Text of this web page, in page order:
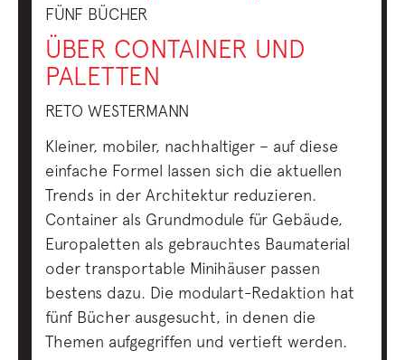
FÜNF BÜCHER
ÜBER CONTAINER UND
PALETTEN
RETO WESTERMANN
Kleiner, mobiler, nachhaltiger – auf diese
einfache Formel lassen sich die aktuellen
Trends in der Architektur reduzieren.
Container als Grundmodule für Gebäude,
Europaletten als gebrauchtes Baumaterial
oder transportable Minihäuser passen
bestens dazu. Die modulart-Redaktion hat
fünf Bücher ausgesucht, in denen die
Themen aufgegriffen und vertieft werden.